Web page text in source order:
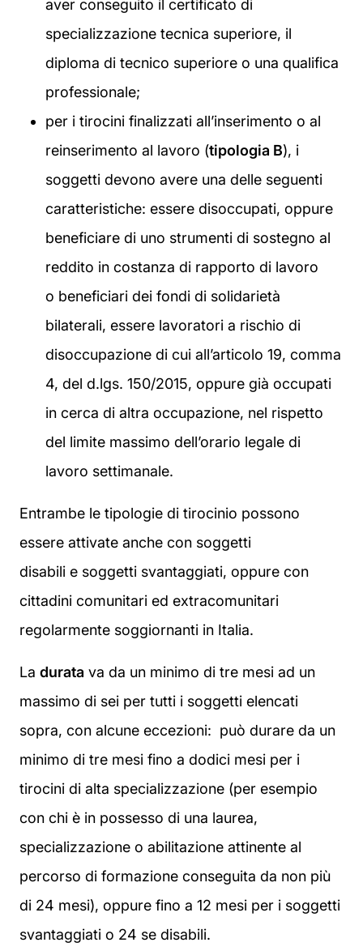
aver conseguito il certificato di
specializzazione tecnica superiore, il
diploma di tecnico superiore o una qualifica
professionale;
per i tirocini finalizzati all’inserimento o al
reinserimento al lavoro (tipologia B), i
soggetti devono avere una delle seguenti
caratteristiche: essere disoccupati, oppure
beneficiare di uno strumenti di sostegno al
reddito in costanza di rapporto di lavoro
o beneficiari dei fondi di solidarietà
bilaterali, essere lavoratori a rischio di
disoccupazione di cui all’articolo 19, comma
4, del d.lgs. 150/2015, oppure già occupati
in cerca di altra occupazione, nel rispetto
del limite massimo dell’orario legale di
lavoro settimanale.
Entrambe le tipologie di tirocinio possono
essere attivate anche con soggetti
disabili e soggetti svantaggiati, oppure con
cittadini comunitari ed extracomunitari
regolarmente soggiornanti in Italia.
La durata va da un minimo di tre mesi ad un
massimo di sei per tutti i soggetti elencati
sopra, con alcune eccezioni: può durare da un
minimo di tre mesi fino a dodici mesi per i
tirocini di alta specializzazione (per esempio
con chi è in possesso di una laurea,
specializzazione o abilitazione attinente al
percorso di formazione conseguita da non più
di 24 mesi), oppure fino a 12 mesi per i soggetti
svantaggiati o 24 se disabili.